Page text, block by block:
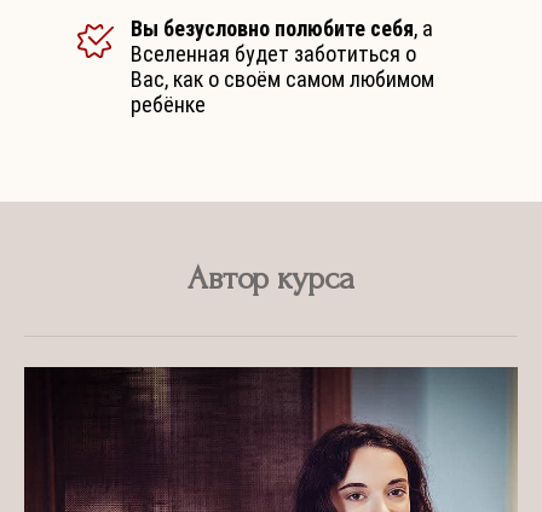
Вы безусловно полюбите себя, а
Вселенная будет заботиться о
Вас, как о своём самом любимом
ребёнке
Автор курса